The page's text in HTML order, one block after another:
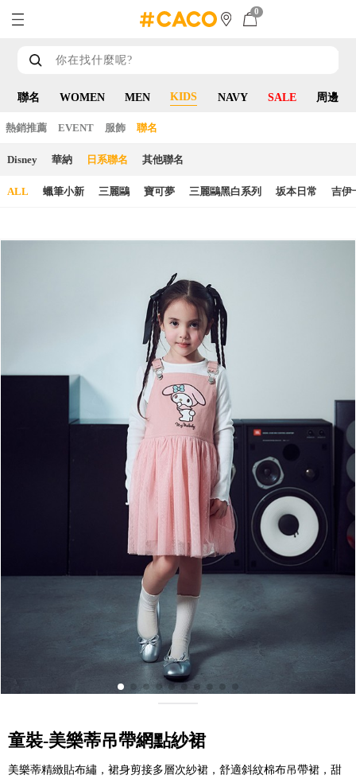
0
聯名 WOMEN MEN KIDS NAVY SALE 周邊
熱銷推薦 EVENT 服飾 聯名
Disney 華納 日系聯名 其他聯名
ALL 蠟筆小新 三麗鷗 寶可夢 三麗鷗黑白系列 坂本日常 吉伊
童裝-美樂蒂吊帶網點紗裙
美樂蒂精緻貼布繡，裙身剪接多層次紗裙，舒適斜紋棉布吊帶裙，甜